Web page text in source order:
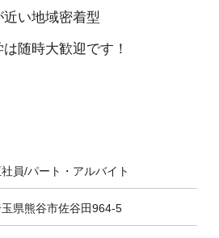
い地域密着型
随時大歓迎です！
員/パート・アルバイト
県熊谷市佐谷田964-5